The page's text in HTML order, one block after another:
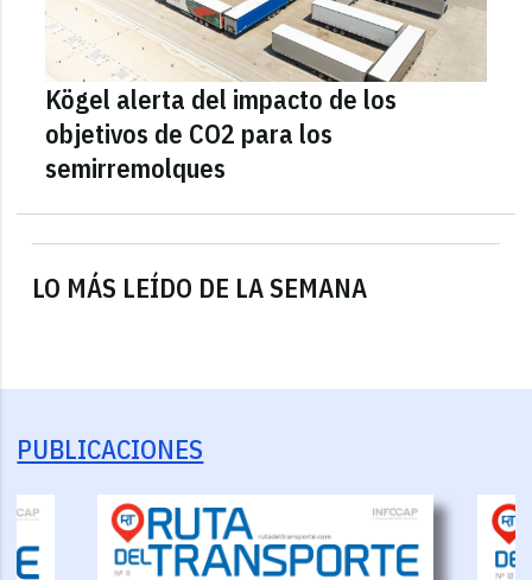
LO MÁS LEÍDO DE LA SEMANA
Kögel alerta del impacto de los
objetivos de CO2 para los
semirremolques
PUBLICACIONES